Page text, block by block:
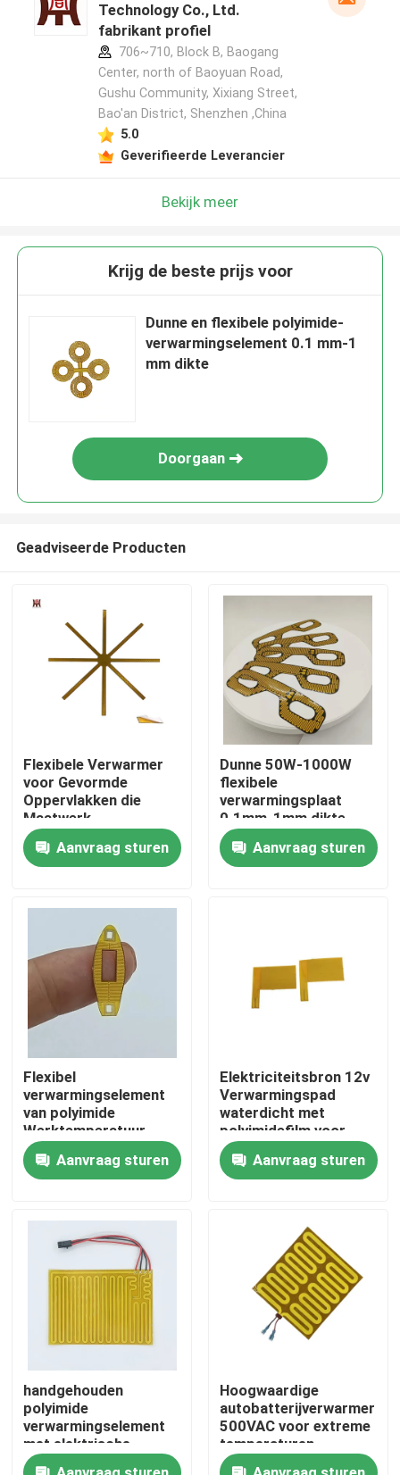
Huis
Producten
Video's
Ongeveer ons
Fabrieksreis
Kwaliteitscontrole
Nieuws
Verzoek om een Citaat
Flexibele Filmverwarmer
Pi-Filmverwarmer
Technology Co., Ltd.
fabrikant profiel
706~710, Block B, Baogang
Center, north of Baoyuan Road,
Gushu Community, Xixiang Street,
Bao'an District, Shenzhen ,China
5.0
Geverifieerde Leverancier
Bekijk meer
Krijg de beste prijs voor
Dunne en flexibele polyimide-
verwarmingselement 0.1 mm-1
mm dikte
Doorgaan
Geadviseerde Producten
Flexibele Verwarmer
voor Gevormde
Oppervlakken die
Maatwerk
Warmteverdeling
BiedtAanvraag sturen
Dunne 50W-1000W
flexibele
verwarmingsplaat
0.1mm-1mm dikte
Aanvraag sturen
Flexibel
verwarmingselement
van polyimide
Werktemperatuur
-40°C tot 260°C Dikte
0,1 mm-1 mm
Aanvraag sturen
Elektriciteitsbron 12v
Verwarmingspad
waterdicht met
polyimidefilm voor
industriële doeleinden
Aanvraag sturen
handgehouden
polyimide
verwarmingselement
met elektrische
energiebron
Hoogwaardige
autobatterijverwarmer
500VAC voor extreme
temperaturen